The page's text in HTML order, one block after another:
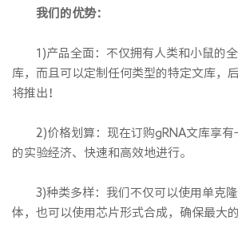
我们的优势：
1)产品全面：不仅拥有人类和小鼠的全
库，而且可以定制任何类型的特定文库，
将推出！
2)价格划算：现在订购gRNA文库享有
的实验经济、快速和高效地进行。
3)种类多样：我们不仅可以使用单克隆
体，也可以使用芯片形式合成，确保最大的